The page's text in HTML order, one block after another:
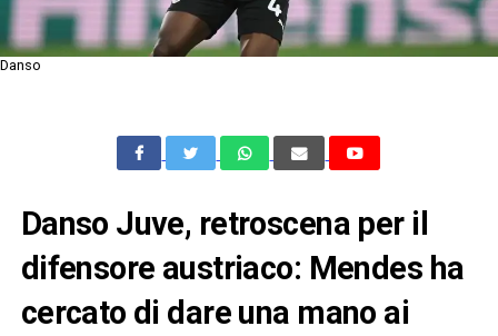
Danso
Danso Juve, retroscena per il
difensore austriaco: Mendes ha
cercato di dare una mano ai